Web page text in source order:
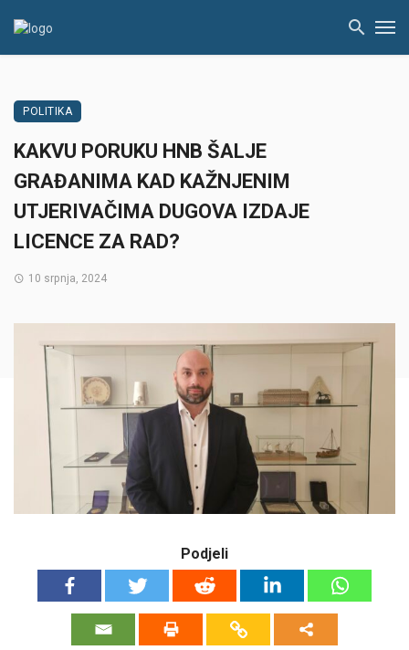
POLITIKA
KAKVU PORUKU HNB ŠALJE
GRAĐANIMA KAD KAŽNJENIM
UTJERIVAČIMA DUGOVA IZDAJE
LICENCE ZA RAD?
10 srpnja, 2024
Podjeli